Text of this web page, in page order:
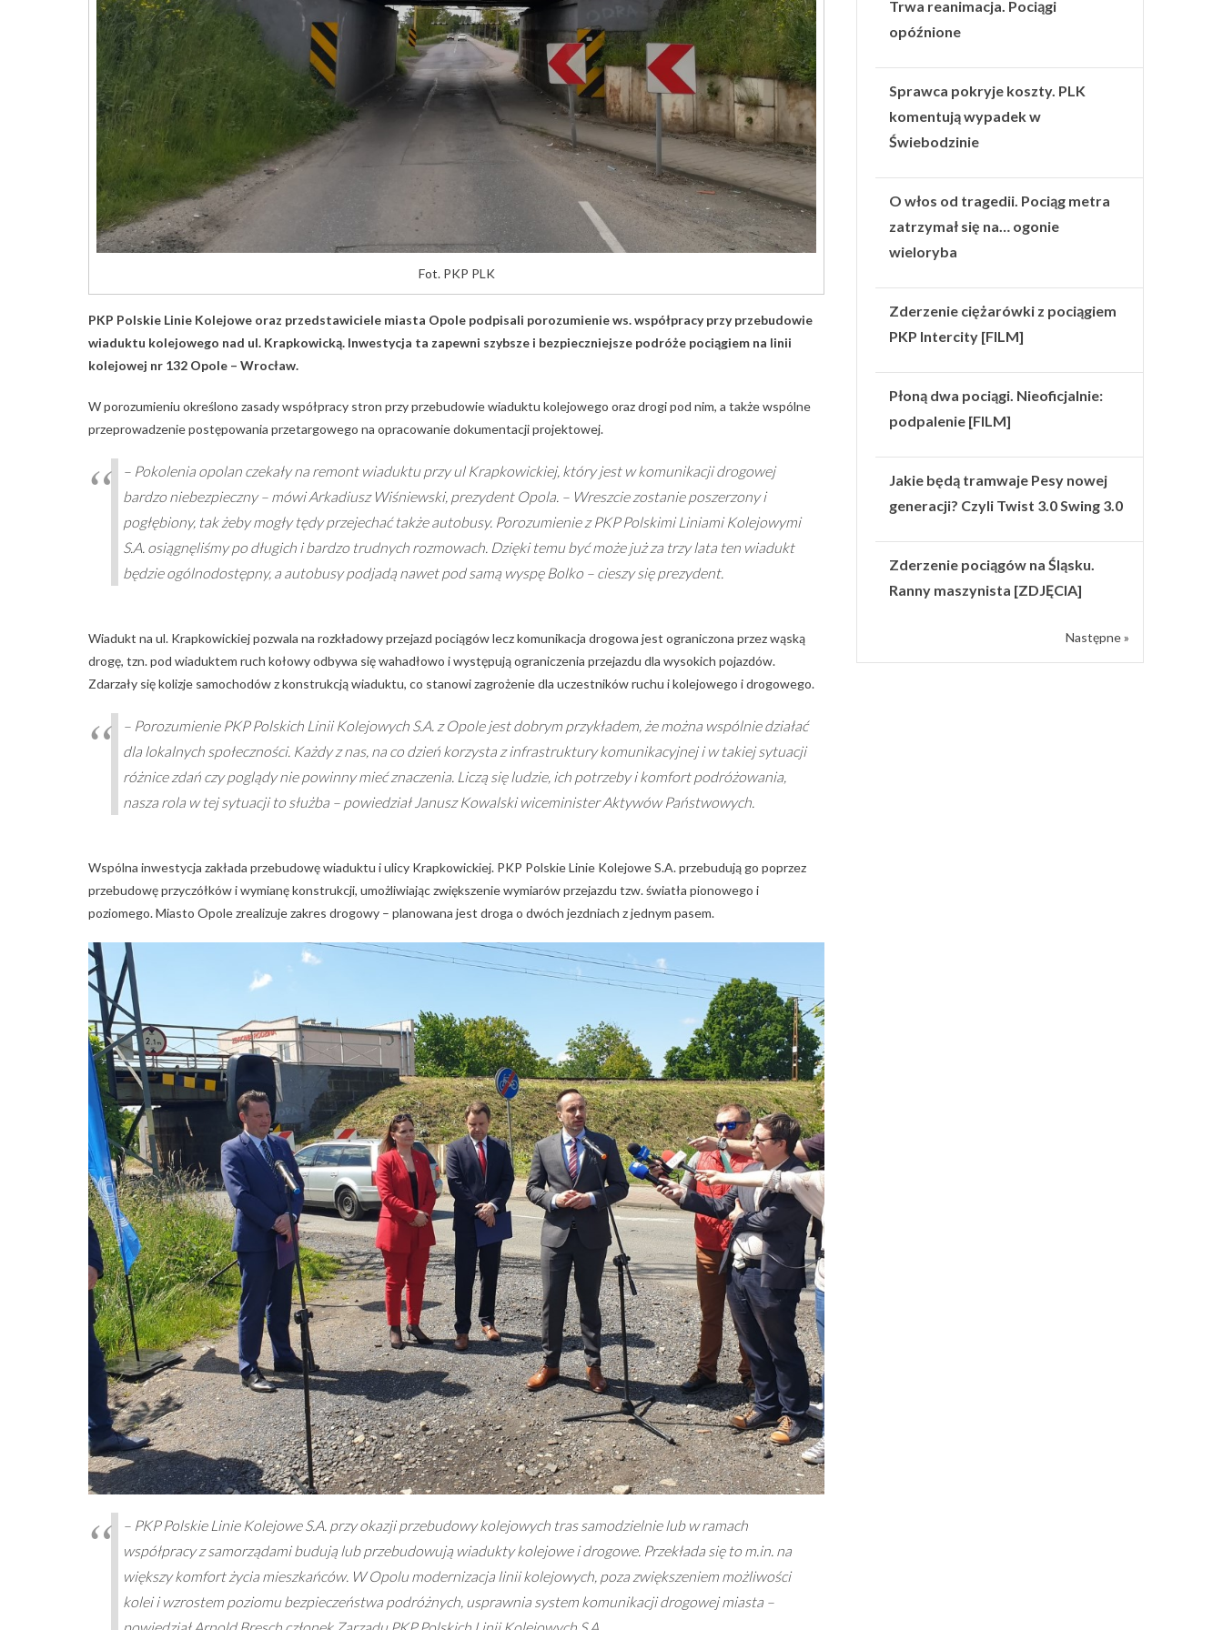
Fot. PKP PLK
PKP Polskie Linie Kolejowe oraz przedstawiciele miasta Opole podpisali porozumienie ws. współpracy przy przebudowie
wiaduktu kolejowego nad ul. Krapkowicką. Inwestycja ta zapewni szybsze i bezpieczniejsze podróże pociągiem na linii
kolejowej nr 132 Opole – Wrocław.
W porozumieniu określono zasady współpracy stron przy przebudowie wiaduktu kolejowego oraz drogi pod nim, a także wspólne
przeprowadzenie postępowania przetargowego na opracowanie dokumentacji projektowej.
– Pokolenia opolan czekały na remont wiaduktu przy ul Krapkowickiej, który jest w komunikacji drogowej
bardzo niebezpieczny – mówi Arkadiusz Wiśniewski, prezydent Opola. – Wreszcie zostanie poszerzony i
pogłębiony, tak żeby mogły tędy przejechać także autobusy. Porozumienie z PKP Polskimi Liniami Kolejowymi
S.A. osiągnęliśmy po długich i bardzo trudnych rozmowach. Dzięki temu być może już za trzy lata ten wiadukt
będzie ogólnodostępny, a autobusy podjadą nawet pod samą wyspę Bolko – cieszy się prezydent.
Wiadukt na ul. Krapkowickiej pozwala na rozkładowy przejazd pociągów lecz komunikacja drogowa jest ograniczona przez wąską
drogę, tzn. pod wiaduktem ruch kołowy odbywa się wahadłowo i występują ograniczenia przejazdu dla wysokich pojazdów.
Zdarzały się kolizje samochodów z konstrukcją wiaduktu, co stanowi zagrożenie dla uczestników ruchu i kolejowego i drogowego.
– Porozumienie PKP Polskich Linii Kolejowych S.A. z Opole jest dobrym przykładem, że można wspólnie działać
dla lokalnych społeczności. Każdy z nas, na co dzień korzysta z infrastruktury komunikacyjnej i w takiej sytuacji
różnice zdań czy poglądy nie powinny mieć znaczenia. Liczą się ludzie, ich potrzeby i komfort podróżowania,
nasza rola w tej sytuacji to służba – powiedział Janusz Kowalski wiceminister Aktywów Państwowych.
Wspólna inwestycja zakłada przebudowę wiaduktu i ulicy Krapkowickiej. PKP Polskie Linie Kolejowe S.A. przebudują go poprzez
przebudowę przyczółków i wymianę konstrukcji, umożliwiając zwiększenie wymiarów przejazdu tzw. światła pionowego i
poziomego. Miasto Opole zrealizuje zakres drogowy – planowana jest droga o dwóch jezdniach z jednym pasem.
– PKP Polskie Linie Kolejowe S.A. przy okazji przebudowy kolejowych tras samodzielnie lub w ramach
współpracy z samorządami budują lub przebudowują wiadukty kolejowe i drogowe. Przekłada się to m.in. na
większy komfort życia mieszkańców. W Opolu modernizacja linii kolejowych, poza zwiększeniem możliwości
kolei i wzrostem poziomu bezpieczeństwa podróżnych, usprawnia system komunikacji drogowej miasta –
Trwa reanimacja. Pociągi
opóźnione
Sprawca pokryje koszty. PLK
komentują wypadek w
Świebodzinie
O włos od tragedii. Pociąg metra
zatrzymał się na… ogonie
wieloryba
Zderzenie ciężarówki z pociągiem
PKP Intercity [FILM]
Płoną dwa pociągi. Nieoficjalnie:
podpalenie [FILM]
Jakie będą tramwaje Pesy nowej
generacji? Czyli Twist 3.0 Swing 3.0
Zderzenie pociągów na Śląsku.
Ranny maszynista [ZDJĘCIA]
Następne »